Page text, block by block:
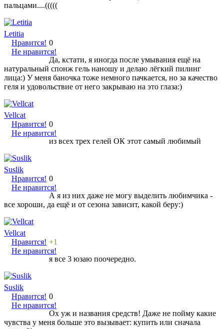
пальцами....(((((
Letitia
Нравится!
Не нравится!
0
Да, кстати, я иногда после умывания ещё на
натуральный спонж гель наношу и делаю лёгкий пилинг
лица:) У меня баночка тоже немного пачкается, но за качество
геля и удовольствие от него закрываю на это глаза:)
Vellcat
Нравится!
Не нравится!
0
из всех трех гелей ОК этот самый любимый
Suslik
Нравится!
Не нравится!
0
А я из них даже не могу выделить любимчика -
все хороши, да ещё и от сезона зависит, какой беру:)
Vellcat
Нравится!
Не нравится!
+1
я все 3 юзаю поочередно.
Suslik
Нравится!
Не нравится!
0
Ох уж и названия средств! Даже не пойму какие
чувства у меня больше это вызывает: купить или сначала